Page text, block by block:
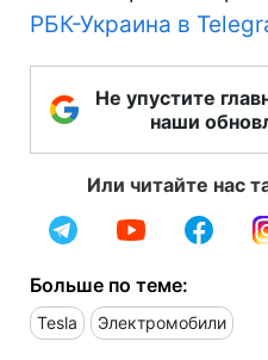
РБК-Украина в
Не упустите
наши
Или читайте нас
Больше по теме:
Tesla Электромобили